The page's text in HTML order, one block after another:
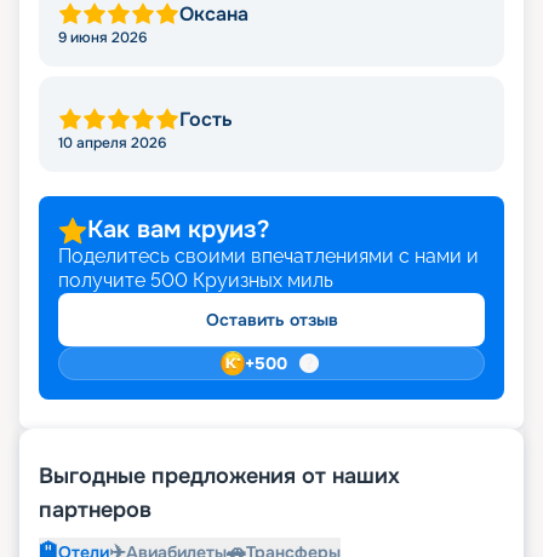
Оксана
9 июня 2026
Гость
10 апреля 2026
Как вам круиз?
Поделитесь своими впечатлениями с нами и
получите 500 Круизных миль
Оставить отзыв
+500
Выгодные предложения от наших
партнеров
🏨Отели✈️Авиабилеты🚗Трансферы